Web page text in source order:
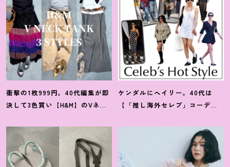
衝撃の1枚999円。40代編集が即
決して3色買い【H&M】のVネッ
3選
ケンダルにヘイリー。40代は
【「推し海外セレブ」コーデ】
デが吉！